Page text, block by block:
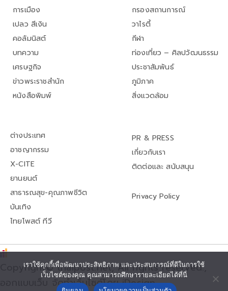
การเมือง
เปลว สีเงิน
คอลัมนิสต์
บทความ
เศรษฐกิจ
ข่าวพระราชสำนัก
หนังสือพิมพ์
กรองสถานการณ์
วาไรตี้
กีฬา
ท่องเที่ยว – ศิลปวัฒนธรรม
ประชาสัมพันธ์
ภูมิภาค
สิ่งแวดล้อม
ต่างประเทศ
อาชญากรรม
X-CITE
ยานยนต์
สาธารณสุข-คุณภาพชีวิต
บันเทิง
ไทยโพสต์ ทีวี
PR & PRESS
เกี่ยวกับเรา
ติดต่อและ สนับสนุน
Privacy Policy
Copyright© thaipost.net, All rights reserved.,
ออกแบบเว็บ จัดทำเว็บไซต์โดย iDesign
เราใช้คุกกี้เพื่อพัฒนาประสิทธิภาพ และประสบการณ์ที่ดีในการใช้
เว็บไซต์ของคุณ คุณสามารถศึกษารายละเอียดได้ที่นี่